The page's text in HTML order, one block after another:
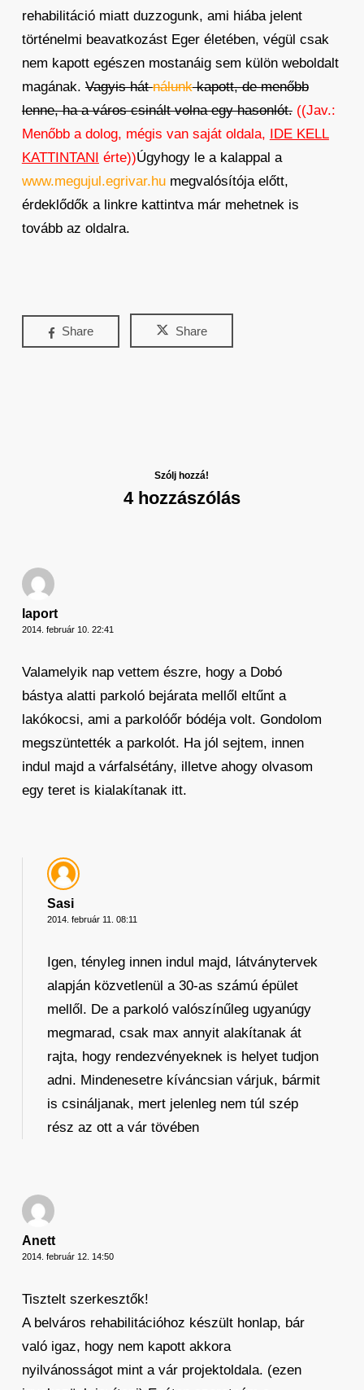
rehabilitáció miatt duzzogunk, ami hiába jelent
történelmi beavatkozást Eger életében, végül csak
nem kapott egészen mostanáig sem külön weboldalt
magának.Vagyis hátnálunkkapott, de menőbb
lenne, ha a város csinált volna egy hasonlót. ((Jav.:
Menőbb a dolog, mégis van saját oldala, IDE KELL
KATTINTANI érte))Úgyhogy le a kalappal a
www.megujul.egrivar.humegvalósítója előtt,
érdeklődők a linkre kattintva már mehetnek is
tovább az oldalra.
Share Share
Szólj hozzá!
4 hozzászólás
laport
2014. február 10. 22:41
Valamelyik nap vettem észre, hogy a Dobó
bástya alatti parkoló bejárata mellől eltűnt a
lakókocsi, ami a parkolóőr bódéja volt. Gondolom
megszüntették a parkolót. Ha jól sejtem, innen
indul majd a várfalsétány, illetve ahogy olvasom
egy teret is kialakítanak itt.
Sasi
2014. február 11. 08:11
Igen, tényleg innen indul majd, látványtervek
alapján közvetlenül a 30-as számú épület
mellől. De a parkoló valószínűleg ugyanúgy
megmarad, csak max annyit alakítanak át
rajta, hogy rendezvényeknek is helyet tudjon
adni. Mindenesetre kíváncsian várjuk, bármit
is csináljanak, mert jelenleg nem túl szép
rész az ott a vár tövében
Anett
2014. február 12. 14:50
Tisztelt szerkesztők!
A belváros rehabilitációhoz készült honlap, bár
való igaz, hogy nem kapott akkora
nyilvánosságot mint a vár projektoldala. (ezen